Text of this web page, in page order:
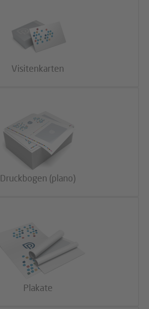
Visitenkarten
Druckbogen (plano)
Plakate